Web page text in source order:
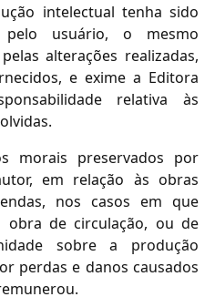
intelectual tenha sido
pelo usuário, o mesmo
alterações realizadas,
e exime a Editora
relativa às
morais preservados por
em relação às obras
nos casos em que
de circulação, ou de
sobre a produção
perdas e danos causados